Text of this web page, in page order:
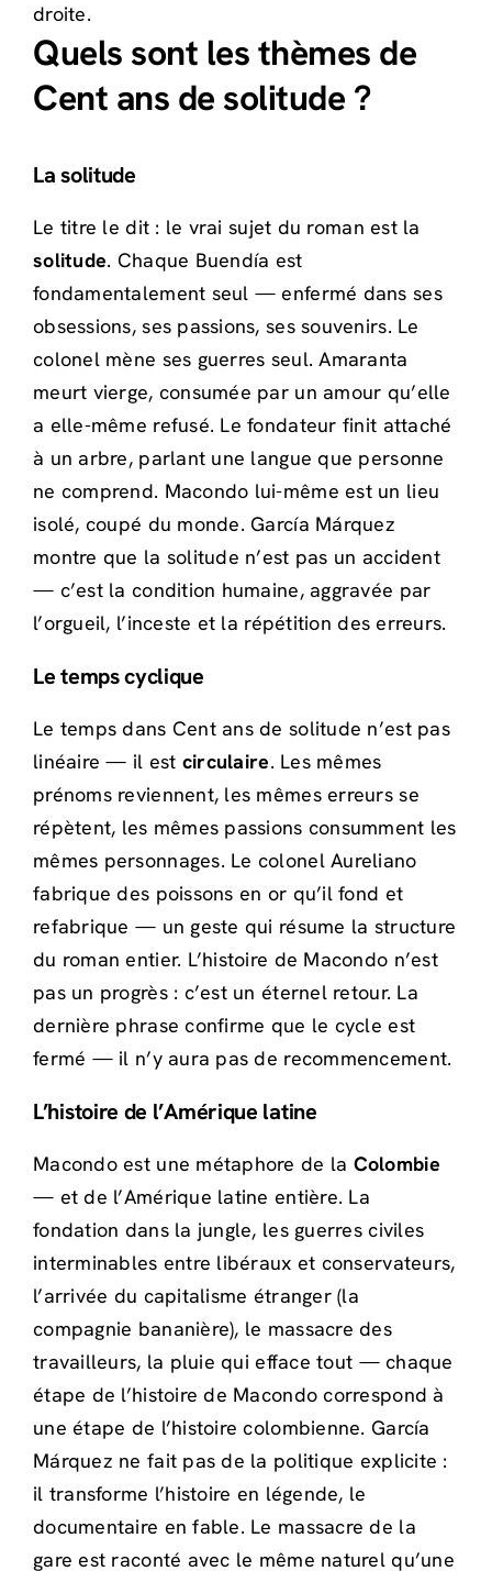
droite.
Quels sont les thèmes de
Cent ans de solitude ?
La solitude
Le titre le dit : le vrai sujet du roman est la
solitude. Chaque Buendía est
fondamentalement seul — enfermé dans ses
obsessions, ses passions, ses souvenirs. Le
colonel mène ses guerres seul. Amaranta
meurt vierge, consumée par un amour qu’elle
a elle-même refusé. Le fondateur finit attaché
à un arbre, parlant une langue que personne
ne comprend. Macondo lui-même est un lieu
isolé, coupé du monde. García Márquez
montre que la solitude n’est pas un accident
— c’est la condition humaine, aggravée par
l’orgueil, l’inceste et la répétition des erreurs.
Le temps cyclique
Le temps dans Cent ans de solitude n’est pas
linéaire — il est circulaire. Les mêmes
prénoms reviennent, les mêmes erreurs se
répètent, les mêmes passions consumment les
mêmes personnages. Le colonel Aureliano
fabrique des poissons en or qu’il fond et
refabrique — un geste qui résume la structure
du roman entier. L’histoire de Macondo n’est
pas un progrès : c’est un éternel retour. La
dernière phrase confirme que le cycle est
fermé — il n’y aura pas de recommencement.
L’histoire de l’Amérique latine
Macondo est une métaphore de la Colombie
— et de l’Amérique latine entière. La
fondation dans la jungle, les guerres civiles
interminables entre libéraux et conservateurs,
l’arrivée du capitalisme étranger (la
compagnie bananière), le massacre des
travailleurs, la pluie qui efface tout — chaque
étape de l’histoire de Macondo correspond à
une étape de l’histoire colombienne. García
Márquez ne fait pas de la politique explicite :
il transforme l’histoire en légende, le
documentaire en fable. Le massacre de la
gare est raconté avec le même naturel qu’une